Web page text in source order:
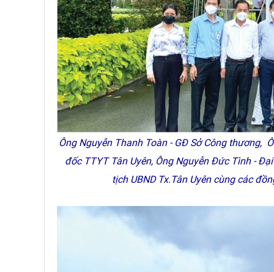
Ông Nguyễn Thanh Toàn - GĐ Sở Công thương,
đốc TTYT Tân Uyên, Ông Nguyễn Đức Tình -
tịch UBND Tx.Tân Uyên cùng các